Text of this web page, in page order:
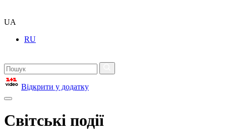
UA
RU
Відкрити у додатку
Світські події